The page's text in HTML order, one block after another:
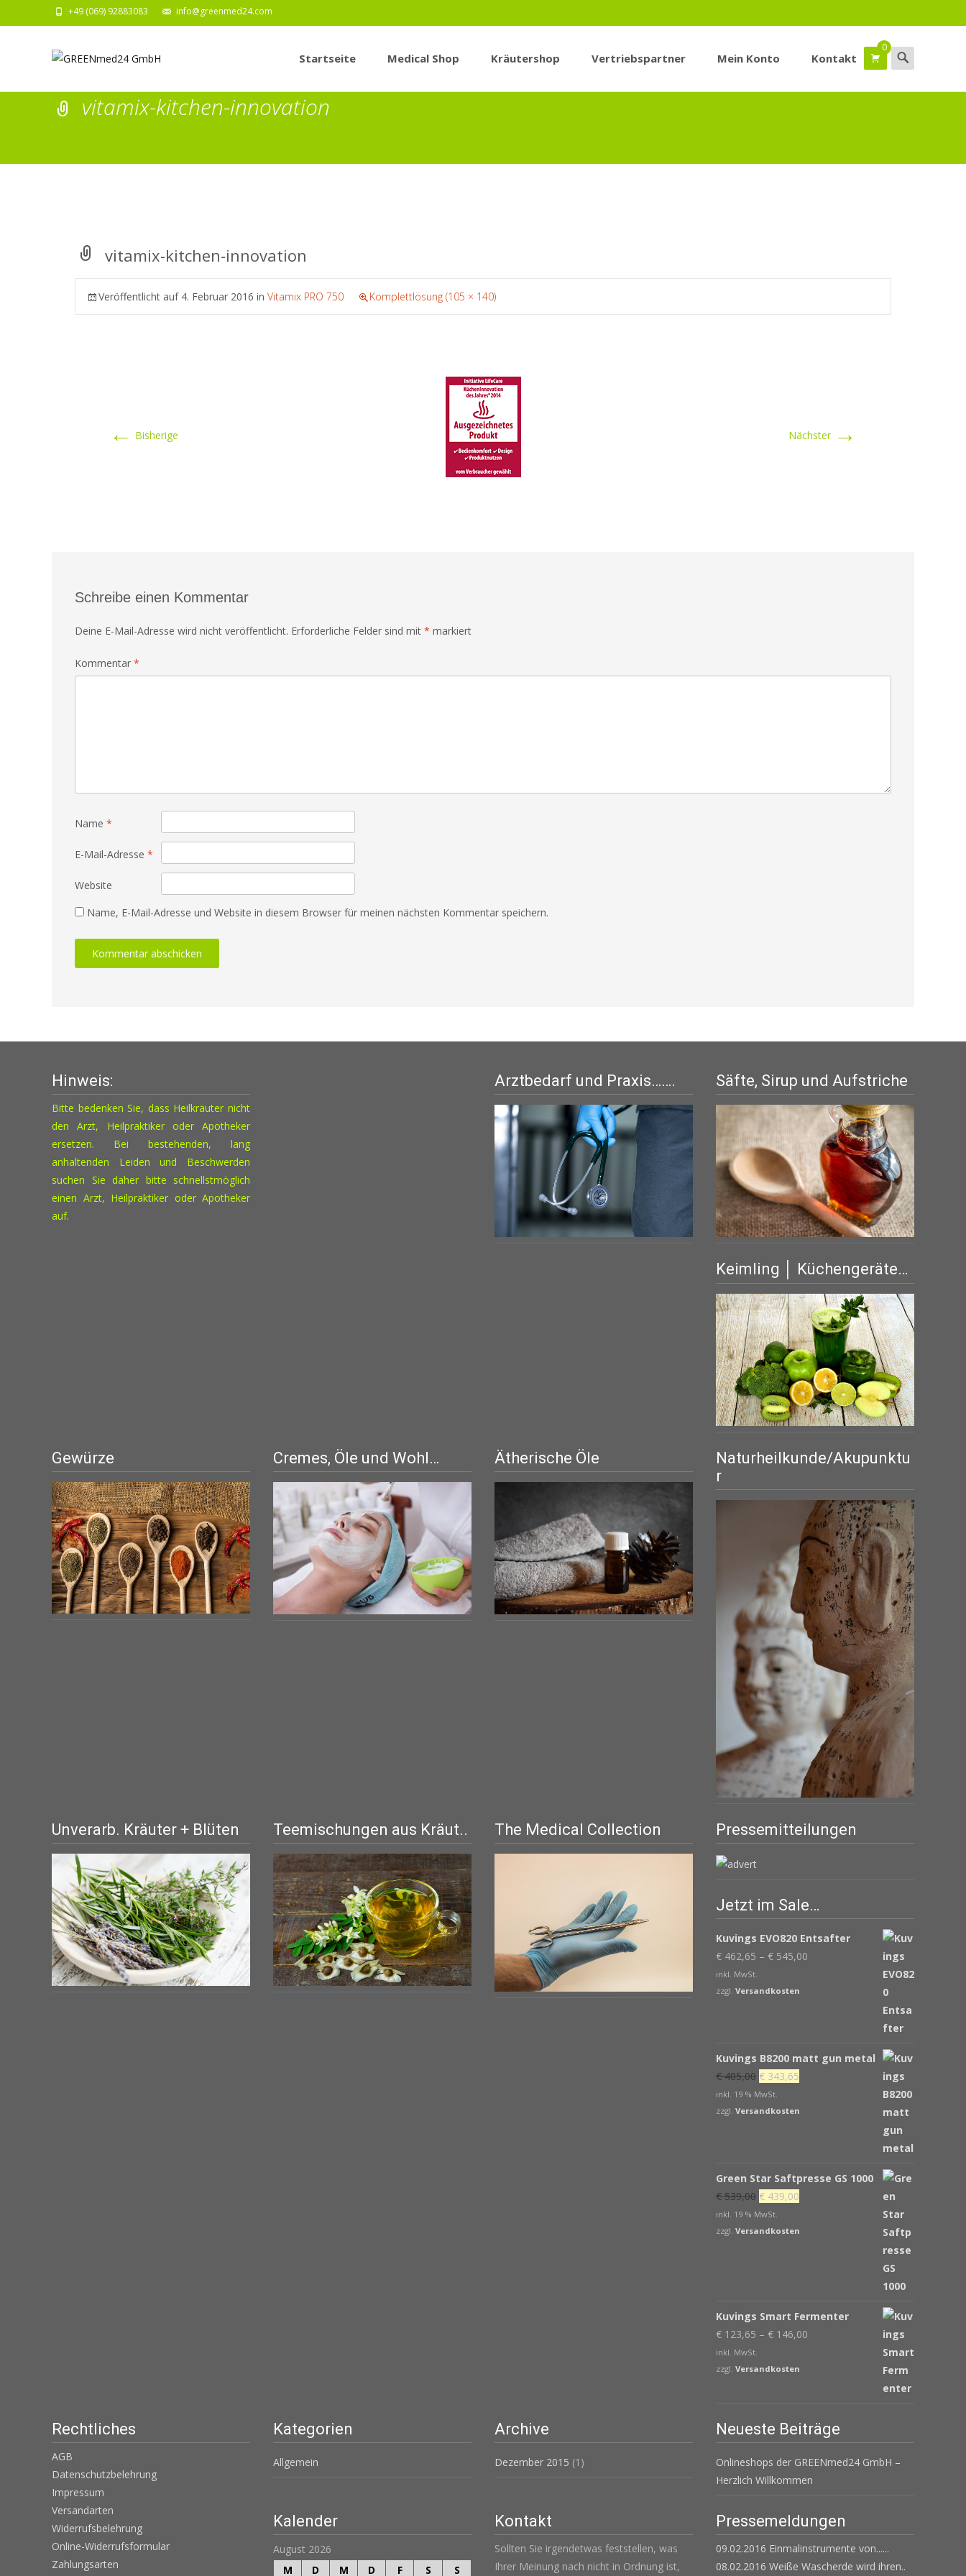
+49 (069) 92883083 info@greenmed24.com
InhaltStartseite Medical Shop Kräutershop Vertriebspartner Mein Konto Kontakt
0 Suchen
nach:
vitamix-kitchen-innovation
vitamix-kitchen-innovation
Veröffentlicht auf 4. Februar 2016 in Vitamix PRO 750 Komplettlösung (105 × 140)
← Bisherige Nächster →
Schreibe einen Kommentar
Deine E-Mail-Adresse wird nicht veröffentlicht. Erforderliche Felder sind mit * markiert
Kommentar *
Name *
E-Mail-Adresse *
Website
Name, E-Mail-Adresse und Website in diesem Browser für meinen nächsten Kommentar speichern.
Hinweis:
Bitte bedenken Sie, dass Heilkräuter nicht
den Arzt, Heilpraktiker oder Apotheker
ersetzen. Bei bestehenden, lang
anhaltenden Leiden und Beschwerden
suchen Sie daher bitte schnellstmöglich
einen Arzt, Heilpraktiker oder Apotheker
auf.
Arztbedarf und Praxis……. Säfte, Sirup und Aufstriche
Keimling │ Küchengeräte…
Gewürze Cremes, Öle und Wohl… Ätherische Öle
Naturheilkunde/Akupunktu
r
Unverarb. Kräuter + Blüten Teemischungen aus Kräut.. The Medical Collection Pressemitteilungen
Jetzt im Sale…
Kuvings EVO820 Entsafter
€ 462,65 – € 545,00
inkl. MwSt.
zzgl. Versandkosten
Kuvings B8200 matt gun metal
€405,00 Ursprünglicher
Preis
war:
€ 343,65
ist:
inkl. 19 % MwSt.
zzgl. Versandkosten
Green Star Saftpresse GS 1000
€539,00 Ursprünglicher
Preis
war:
€ 439,00
ist:
inkl. 19 % MwSt.
zzgl. Versandkosten
Kuvings Smart Fermenter
€ 123,65 – € 146,00
inkl. MwSt.
zzgl. Versandkosten
Rechtliches
AGB
Datenschutzbelehrung
Impressum
Versandarten
Widerrufsbelehrung
Online-Widerrufsformular
Zahlungsarten
Kategorien
Allgemein
Archive
Dezember 2015 (1)
Neueste Beiträge
Onlineshops der GREENmed24 GmbH –
Herzlich Willkommen
Kalender
August 2026
M
D M D F S S
Kontakt
Sollten Sie irgendetwas feststellen, was
Ihrer Meinung nach nicht in Ordnung ist,
Pressemeldungen
09.02.2016 Einmalinstrumente von......
08.02.2016 Weiße Wascherde wird ihren..